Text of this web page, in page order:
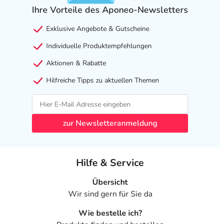
Hinweise darauf, dass das Arzneimittel während der
Ist Ihnen das Arzneimittel trotz einer Gegenanzeige
verordnet worden, sprechen Sie mit Ihrem Arzt oder
Apotheker. Der therapeutische Nutzen kann höher sein,
als das Risiko, das die Anwendung bei einer
Gegenanzeige in sich birgt.
Nebenwirkungen
Welche unerwünschten Wirkungen können auftreten?
- Durchfall durch Arzneimittel
Ihre Vorteile des Aponeo-Newsletters
Exklusive Angebote & Gutscheine
Individuelle Produktempfehlungen
Aktionen & Rabatte
Hilfreiche Tipps zu aktuellen Themen
zur Newsletteranmeldung
Hilfe & Service
Übersicht
Wir sind gern für Sie da
Wie bestelle ich?